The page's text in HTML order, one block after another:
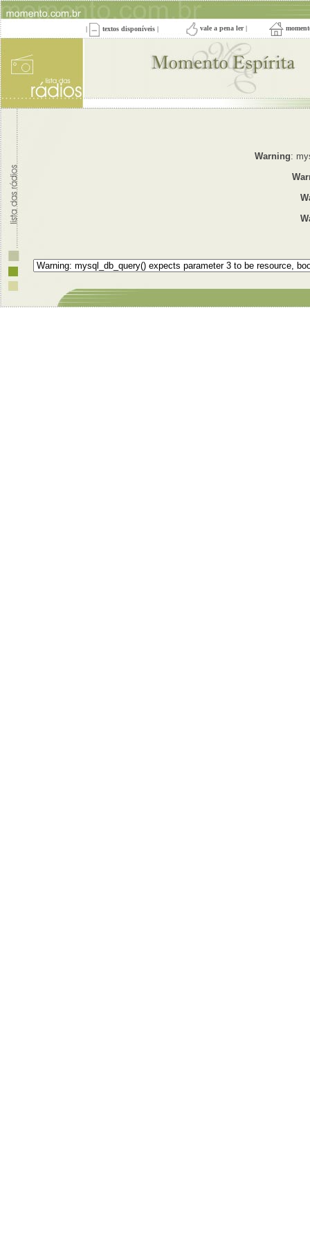
Warning:
| textos disponíveis | vale a pena ler|